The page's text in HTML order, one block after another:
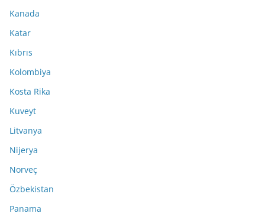
Kanada
Katar
Kıbrıs
Kolombiya
Kosta Rika
Kuveyt
Litvanya
Nijerya
Norveç
Özbekistan
Panama